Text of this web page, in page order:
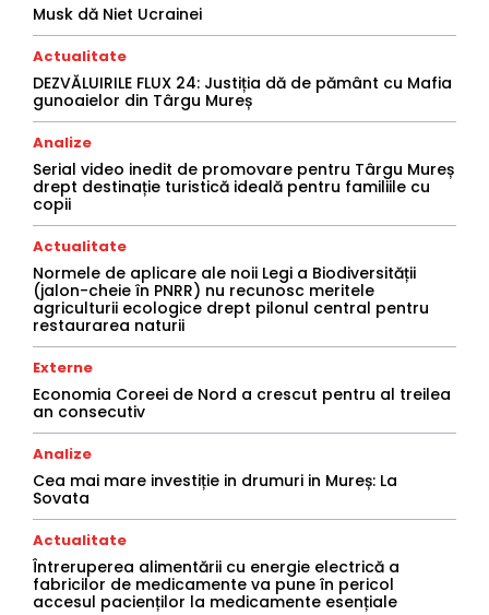
Musk dă Niet Ucrainei
Actualitate
DEZVĂLUIRILE FLUX 24: Justiția dă de pământ cu Mafia
gunoaielor din Târgu Mureș
Analize
Serial video inedit de promovare pentru Târgu Mureș
drept destinație turistică ideală pentru familiile cu
copii
Actualitate
Normele de aplicare ale noii Legi a Biodiversității
(jalon-cheie în PNRR) nu recunosc meritele
agriculturii ecologice drept pilonul central pentru
restaurarea naturii
Externe
Economia Coreei de Nord a crescut pentru al treilea
an consecutiv
Analize
Cea mai mare investiție in drumuri in Mureș: La
Sovata
Actualitate
Întreruperea alimentării cu energie electrică a
fabricilor de medicamente va pune în pericol
accesul pacienților la medicamente esențiale